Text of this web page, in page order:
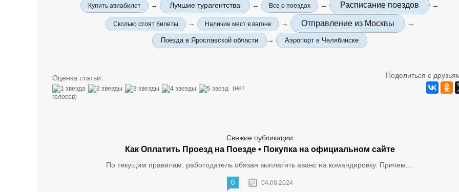
Купить авиабилет → Лучшие турагентства → Все о поездах → Расписание поездов →
Сколько стоят билеты → Наличие мест в вагоне → Отправление из Москвы →
Поезда в Ярославской области → Аэропорт в Челябинске
Оценка статьи:
(нет
голосов)
Поделиться с
Свежие публикации
Как Оплатить Проезд на Поезде • Покупка на официальном сайте
По текущим правилам, работодатель обязан выплатить аванс на командировку. Причем,...
0 04.08.2024